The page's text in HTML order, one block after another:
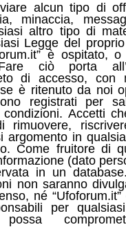
alcun tipo di
minaccia,
altro tipo di
Legge del
è ospitato,
Fare ciò porta
di accesso, con
è ritenuto da noi
registrati per
Accetti
rimuovere,
argomento in
Come fruitore di
(dato
in un
non saranno
né
per